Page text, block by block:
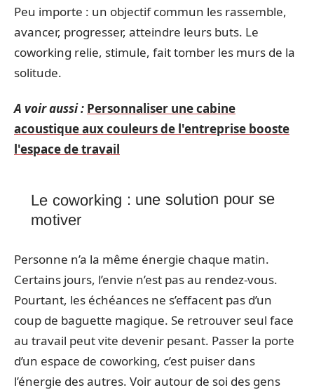
Peu importe : un objectif commun les rassemble,
avancer, progresser, atteindre leurs buts. Le
coworking relie, stimule, fait tomber les murs de la
solitude.
A voir aussi : Personnaliser une cabine
acoustique aux couleurs de l'entreprise booste
l'espace de travail
Le coworking : une solution pour se
motiver
Personne n’a la même énergie chaque matin.
Certains jours, l’envie n’est pas au rendez-vous.
Pourtant, les échéances ne s’effacent pas d’un
coup de baguette magique. Se retrouver seul face
au travail peut vite devenir pesant. Passer la porte
d’un espace de coworking, c’est puiser dans
l’énergie des autres. Voir autour de soi des gens